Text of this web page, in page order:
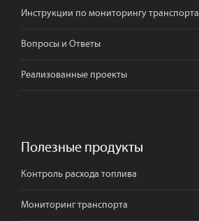
Инструкции по мониторингу транспорта
Вопросы и Ответы
Реализованные проекты
Полезные продукты
Контроль расхода топлива
Мониторинг транспорта